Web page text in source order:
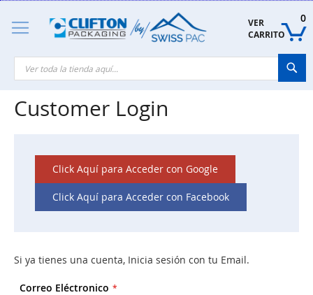
Skip
Content
VER
CARRITO
0
Customer Login
Click Aquí para Acceder con Google
Click Aquí para Acceder con Facebook
Si ya tienes una cuenta, Inicia sesión con tu Email.
Correo Eléctronico